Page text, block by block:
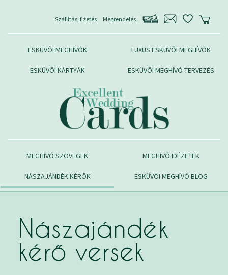
Szállítás, fizetés Megrendelés
ESKÜVŐI MEGHÍVÓK LUXUS ESKÜVŐI MEGHÍVÓK
ESKÜVŐI KÁRTYÁK ESKÜVŐI MEGHÍVÓ TERVEZÉS
MEGHÍVÓ SZÖVEGEK MEGHÍVÓ IDÉZETEK
NÁSZAJÁNDÉK KÉRŐK ESKÜVŐI MEGHÍVÓ BLOG
Nászajándék
kérő versek